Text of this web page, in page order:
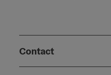
Contact